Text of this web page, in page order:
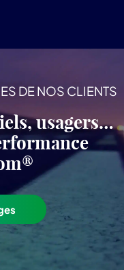
DE NOS CLIENTS
usagers…